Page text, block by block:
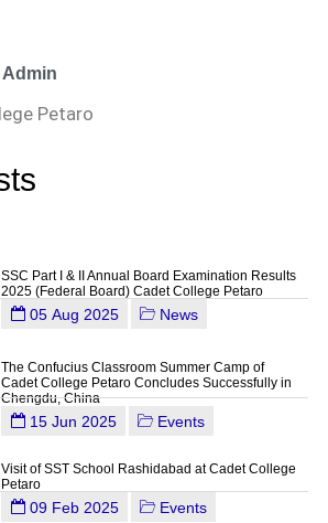
Petaro
SSC Part I & II Annual Board Examination Results
2025 (Federal Board) Cadet College Petaro
05 Aug 2025 News
The Confucius Classroom Summer Camp of
Cadet College Petaro Concludes Successfully in
Chengdu, China
15 Jun 2025 Events
Visit of SST School Rashidabad at Cadet College
Petaro
09 Feb 2025 Events